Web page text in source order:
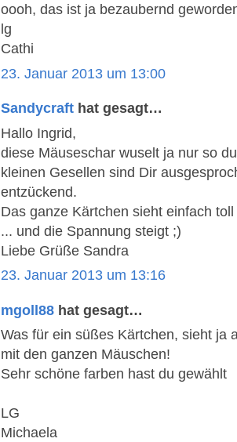
oooh, das ist ja bezaubernd
lg
Cathi
23. Januar 2013 um 13:00
Sandycraft hat gesagt…
Hallo Ingrid,
diese Mäuseschar wuselt ja nur so
kleinen Gesellen sind Dir
entzückend.
Das ganze Kärtchen sieht einfach
... und die Spannung steigt ;)
Liebe Grüße Sandra
23. Januar 2013 um 13:16
mgoll88 hat gesagt…
Was für ein süßes Kärtchen, sieht ja
mit den ganzen Mäuschen!
Sehr schöne farben hast du gewählt
LG
Michaela